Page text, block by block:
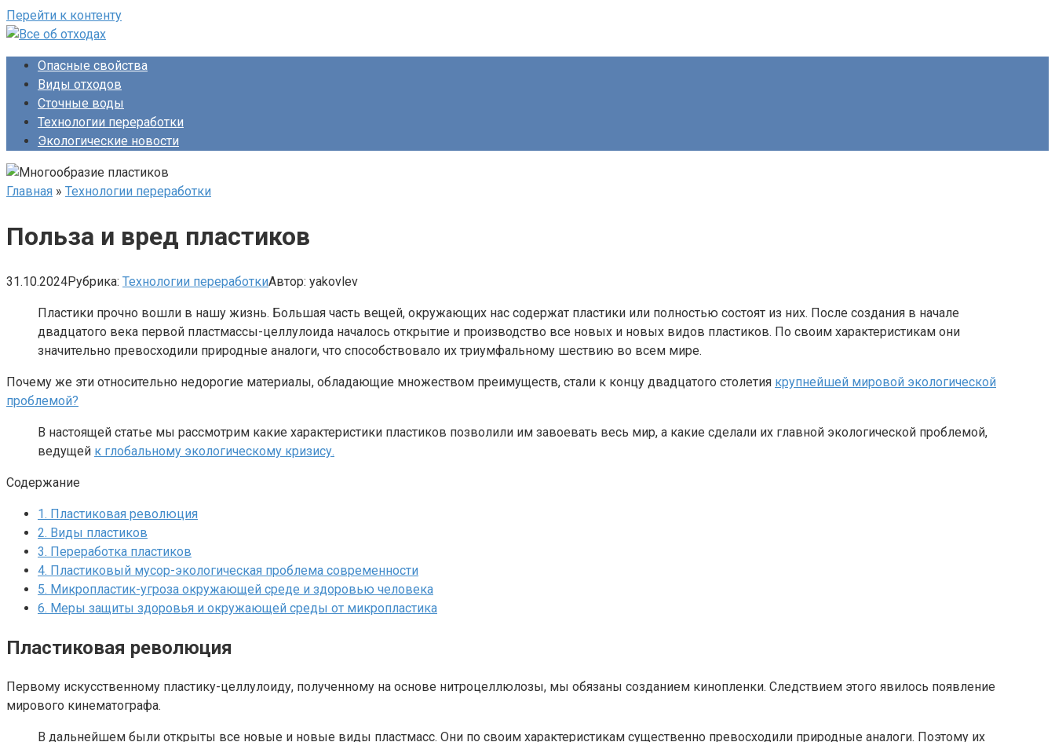
Перейти к контенту
Опасные свойства
Виды отходов
Сточные воды
Технологии переработки
Экологические новости
Главная » Технологии переработки
Польза и вред пластиков
31.10.2024Рубрика: Технологии переработкиАвтор: yakovlev
Пластики прочно вошли в нашу жизнь. Большая часть вещей, окружающих нас содержат пластики или полностью состоят из них. После создания в начале
двадцатого века первой пластмассы-целлулоида началось открытие и производство все новых и новых видов пластиков. По своим характеристикам они
значительно превосходили природные аналоги, что способствовало их триумфальному шествию во всем мире.
Почему же эти относительно недорогие материалы, обладающие множеством преимуществ, стали к концу двадцатого столетия крупнейшей мировой экологической
проблемой?
В настоящей статье мы рассмотрим какие характеристики пластиков позволили им завоевать весь мир, а какие сделали их главной экологической проблемой,
ведущей к глобальному экологическому кризису.
Содержание
1. Пластиковая революция
2. Виды пластиков
3. Переработка пластиков
4. Пластиковый мусор-экологическая проблема современности
5. Микропластик-угроза окружающей среде и здоровью человека
6. Меры защиты здоровья и окружающей среды от микропластика
Пластиковая революция
Первому искусственному пластику-целлулоиду, полученному на основе нитроцеллюлозы, мы обязаны созданием кинопленки. Следствием этого явилось появление
мирового кинематографа.
В дальнейшем были открыты все новые и новые виды пластмасс. Они по своим характеристикам существенно превосходили природные аналоги. Поэтому их